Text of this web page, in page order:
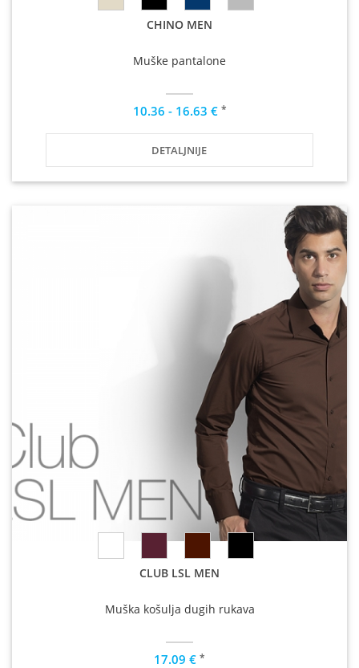
CHINO MEN
Muške pantalone
10.36 - 16.63 € *
DETALJNIJE
CLUB LSL MEN
Muška košulja dugih rukava
17.09 € *